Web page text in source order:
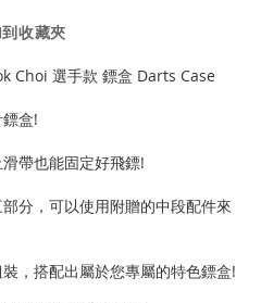
收藏夾
Choi 選手款 鏢盒 Darts Case
盒!
帶也能固定好飛鏢!
分，可以使用附贈的中段配件來
，搭配出屬於您專屬的特色鏢盒!